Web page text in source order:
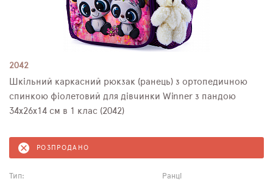
2042
Шкільний каркасний рюкзак (ранець) з ортопедичною
спинкою фіолетовий для дівчинки Winner з пандою
34х26х14 см в 1 клас (2042)
РОЗПРОДАНО
Тип:
Ранці